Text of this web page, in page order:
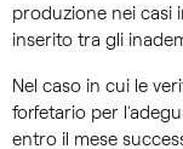
produzione nei casi
inserito tra gli
Nel caso in cui le
forfetario per
entro il mese